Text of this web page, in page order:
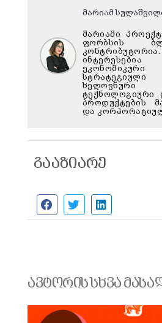
მარიამ
მარიამი
ფორბსის
ეკონომიკური
სტრატეგიული
ხელოვნური
ტექნოლოგიური
პროდუქტების
და
გააზიარე
ავტორის სხვა